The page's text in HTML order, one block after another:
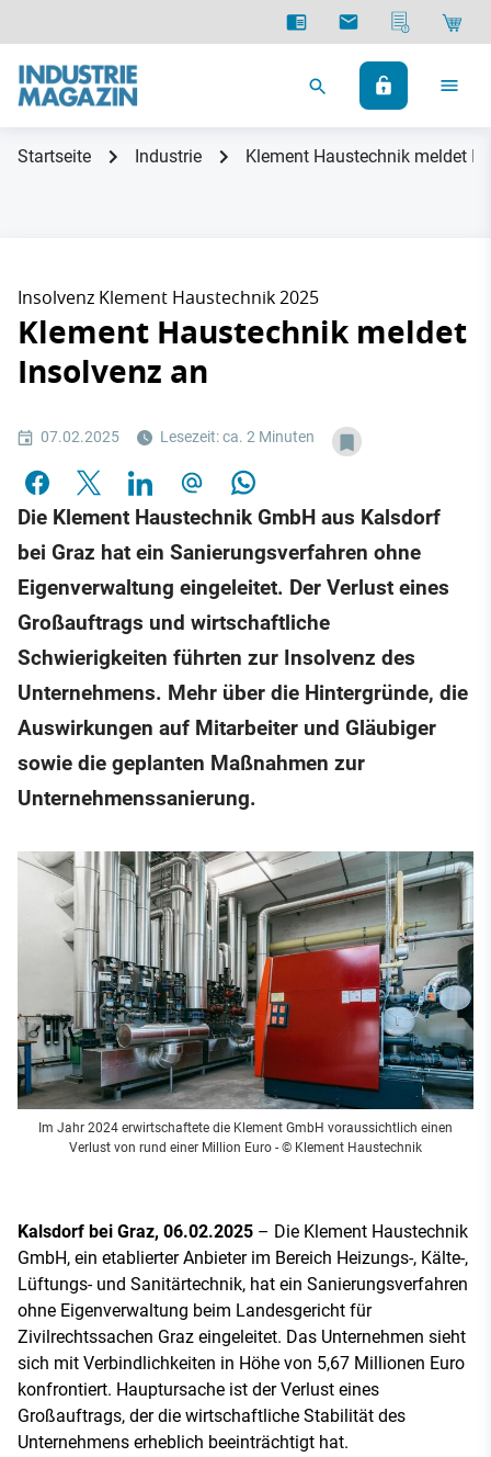
Startseite Industrie Klement Haustechnik meldet
Insolvenz Klement Haustechnik 2025
Klement Haustechnik meldet
Insolvenz an
07.02.2025 Lesezeit: ca. 2 Minuten
Die Klement Haustechnik GmbH aus Kalsdorf
bei Graz hat ein Sanierungsverfahren ohne
Eigenverwaltung eingeleitet. Der Verlust eines
Großauftrags und wirtschaftliche
Schwierigkeiten führten zur Insolvenz des
Unternehmens. Mehr über die Hintergründe, die
Auswirkungen auf Mitarbeiter und Gläubiger
sowie die geplanten Maßnahmen zur
Unternehmenssanierung.
Im Jahr 2024 erwirtschaftete die Klement GmbH voraussichtlich einen
Verlust von rund einer Million Euro - © Klement Haustechnik
Kalsdorf bei Graz, 06.02.2025 – Die Klement Haustechnik
GmbH, ein etablierter Anbieter im Bereich Heizungs-, Kälte-,
Lüftungs- und Sanitärtechnik, hat ein Sanierungsverfahren
ohne Eigenverwaltung beim Landesgericht für
Zivilrechtssachen Graz eingeleitet. Das Unternehmen sieht
sich mit Verbindlichkeiten in Höhe von 5,67 Millionen Euro
konfrontiert. Hauptursache ist der Verlust eines
Großauftrags, der die wirtschaftliche Stabilität des
Unternehmens erheblich beeinträchtigt hat.